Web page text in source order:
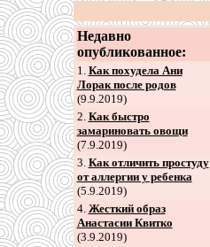
Недавно
опубликованное:
1. Как похудела Ани
Лорак после родов
(9.9.2019)
2. Как быстро
замариновать овощи
(7.9.2019)
3. Как отличить простуду
от аллергии у ребенка
(5.9.2019)
4. Жесткий образ
Анастасии Квитко
(3.9.2019)